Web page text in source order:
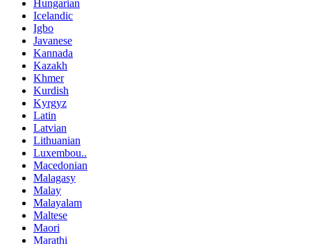
Hungarian
Icelandic
Igbo
Javanese
Kannada
Kazakh
Khmer
Kurdish
Kyrgyz
Latin
Latvian
Lithuanian
Luxembou..
Macedonian
Malagasy
Malay
Malayalam
Maltese
Maori
Marathi